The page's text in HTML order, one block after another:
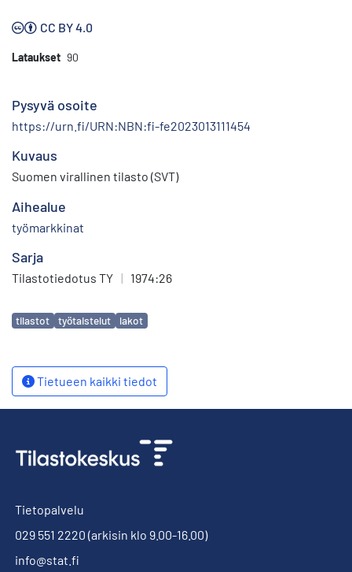
CC BY 4.0
Lataukset 90
Pysyvä osoite
https://urn.fi/URN:NBN:fi-fe2023013111454
Kuvaus
Suomen virallinen tilasto (SVT)
Aihealue
työmarkkinat
Sarja
Tilastotiedotus TY | 1974:26
Avainsanat
tilastot työtaistelut lakot
Tietueen kaikki tiedot
Tietopalvelu
029 551 2220 (arkisin klo 9.00-16.00)
info@stat.fi